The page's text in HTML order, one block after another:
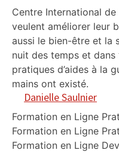
Centre International
veulent améliorer leur
aussi le bien-être et la
nuit des temps et
pratiques d’aides à la
mains ont existé.
Danielle Saulnier
Formation en Ligne
Formation en Ligne
Formation en Ligne